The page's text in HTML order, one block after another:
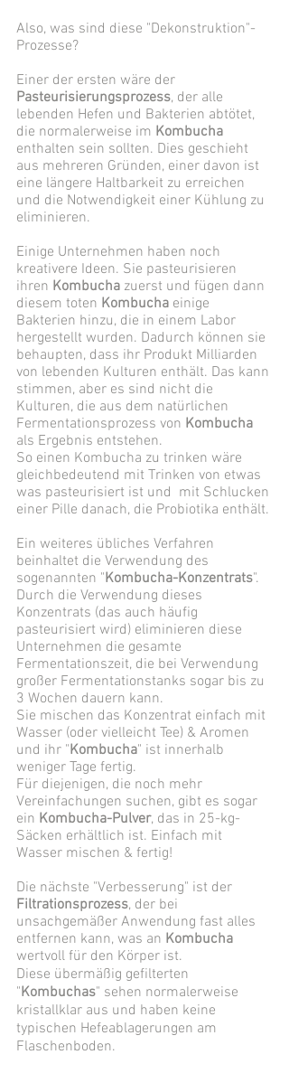
Also, was sind diese "Dekonstruktion"-
Prozesse?
Einer der ersten wäre der
Pasteurisierungsprozess, der alle
lebenden Hefen und Bakterien abtötet,
die normalerweise im Kombucha
enthalten sein sollten. Dies geschieht
aus mehreren Gründen, einer davon ist
eine längere Haltbarkeit zu erreichen
und die Notwendigkeit einer Kühlung zu
eliminieren.
Einige Unternehmen haben noch
kreativere Ideen. Sie pasteurisieren
ihren Kombucha zuerst und fügen dann
diesem toten Kombucha einige
Bakterien hinzu, die in einem Labor
hergestellt wurden. Dadurch können sie
behaupten, dass ihr Produkt Milliarden
von lebenden Kulturen enthält. Das kann
stimmen, aber es sind nicht die
Kulturen, die aus dem natürlichen
Fermentationsprozess von Kombucha
als Ergebnis entstehen.
So einen Kombucha zu trinken wäre
gleichbedeutend mit Trinken von etwas
was pasteurisiert ist und  mit Schlucken
einer Pille danach, die Probiotika enthält.
Ein weiteres übliches Verfahren
beinhaltet die Verwendung des
sogenannten "Kombucha-Konzentrats".
Durch die Verwendung dieses
Konzentrats (das auch häufig
pasteurisiert wird) eliminieren diese
Unternehmen die gesamte
Fermentationszeit, die bei Verwendung
großer Fermentationstanks sogar bis zu
3 Wochen dauern kann.
Sie mischen das Konzentrat einfach mit
Wasser (oder vielleicht Tee) & Aromen
und ihr "Kombucha" ist innerhalb
weniger Tage fertig.
Für diejenigen, die noch mehr
Vereinfachungen suchen, gibt es sogar
ein Kombucha-Pulver, das in 25-kg-
Säcken erhältlich ist. Einfach mit
Wasser mischen & fertig!
Die nächste "Verbesserung" ist der
Filtrationsprozess, der bei
unsachgemäßer Anwendung fast alles
entfernen kann, was an Kombucha
wertvoll für den Körper ist.
Diese übermäßig gefilterten
"Kombuchas" sehen normalerweise
kristallklar aus und haben keine
typischen Hefeablagerungen am
Flaschenboden.